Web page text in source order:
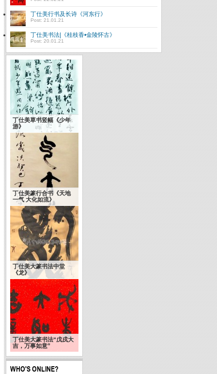
丁仕美行书及长诗《河东行》
Post: 21.01.21
丁仕美书法|《桂枝香•金陵怀古》
Post: 20.01.21
The Core of Chinese
Culture
丁仕美草书竖幅《少年
游》
丁仕美篆行合书《天地
一气 大化如流》
丁仕美大篆书法中堂
《龙》
丁仕美大篆书法“戊戌大
吉，万事如意”
WHO'S ONLINE?